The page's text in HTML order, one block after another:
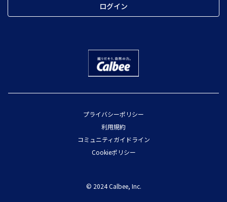
ログイン
プライバシーポリシー
利用規約
コミュニティガイドライン
Cookieポリシー
© 2024 Calbee, Inc.